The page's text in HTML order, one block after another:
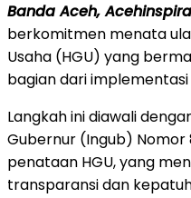
Banda Aceh,
berkomitmen menata
Usaha (HGU) yang
bagian dari
Langkah ini diawali
Gubernur (Ingub) Nomor
penataan HGU, yang
transparansi dan